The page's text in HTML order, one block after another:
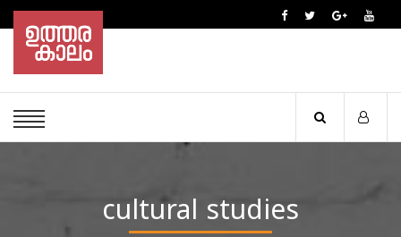
cultural studies